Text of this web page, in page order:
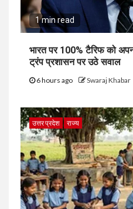
1 min read
भारत पर 100% टैरिफ को
ट्रंप प्रशासन पर उठे सवाल
6 hours ago Swaraj Khabar
उत्तर प्रदेश राज्य